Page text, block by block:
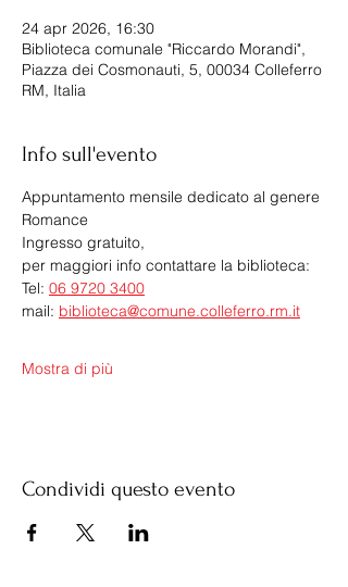
24 apr 2026, 16:30
Biblioteca comunale "Riccardo Morandi",
Piazza dei Cosmonauti, 5, 00034 Colleferro
RM, Italia
Info sull'evento
Appuntamento mensile dedicato al genere
Romance
Ingresso gratuito,
per maggiori info contattare la biblioteca:
Tel: 06 9720 3400
mail: biblioteca@comune.colleferro.rm.it
Mostra di più
Condividi questo evento